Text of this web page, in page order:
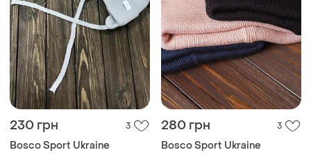
230 грн 3
Bosco Sport Ukraine
280 грн 3
Bosco Sport Ukraine